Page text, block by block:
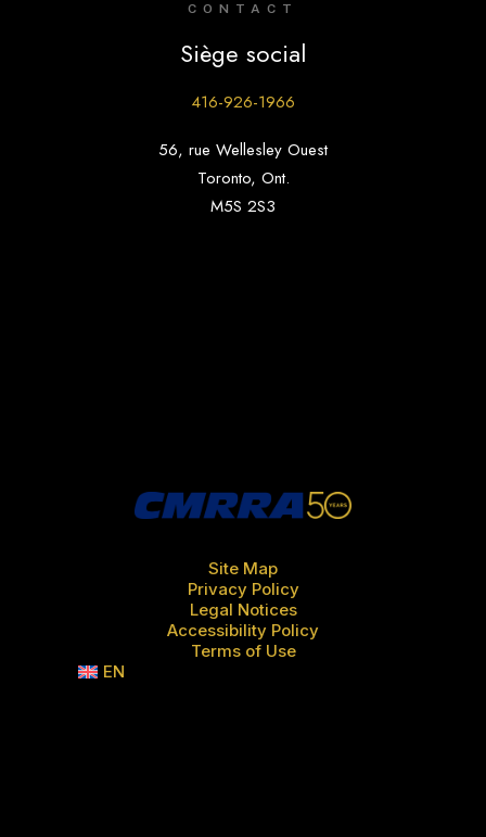
CONTACT
Siège social
416-926-1966
56, rue Wellesley Ouest
Toronto, Ont.
M5S 2S3
Site Map
Privacy Policy
Legal Notices
Accessibility Policy
Terms of Use
EN